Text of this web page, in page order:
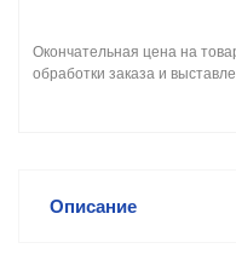
Окончательная цена на
обработки заказа и
Описание